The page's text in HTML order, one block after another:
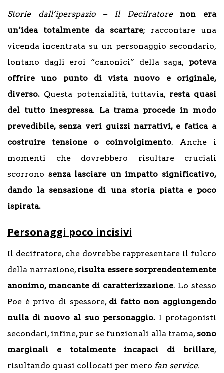
Storie dall’iperspazio – Il Decifratorenon era
un’idea totalmente da scartare; raccontare una
vicenda incentrata su un personaggio secondario,
lontano dagli eroi “canonici” della saga, poteva
offrire uno punto di vista nuovo e originale,
diverso. Questa potenzialità, tuttavia, resta quasi
del tutto inespressa. La trama procede in modo
prevedibile, senza veri guizzi narrativi, e fatica a
costruire tensione o coinvolgimento. Anche i
momenti che dovrebbero risultare cruciali
scorrono senza lasciare un impatto significativo,
dando la sensazione di una storia piatta e poco
ispirata.
Personaggi poco incisivi
Il decifratore, che dovrebbe rappresentare il fulcro
della narrazione,risulta essere sorprendentemente
anonimo, mancante di caratterizzazione. Lo stesso
Poe è privo di spessore, di fatto non aggiungendo
nulla di nuovo al suo personaggio.I protagonisti
secondari, infine, pur se funzionali alla trama,sono
marginali e totalmente incapaci di brillare,
risultando quasi collocati per mero fan service.